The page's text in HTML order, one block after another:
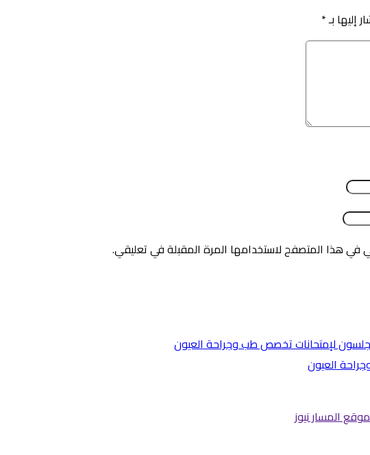
إليها بـ*
في هذا المتصفح لاستخدامها المرة المقبلة في تعليقي.
المسار نيوز